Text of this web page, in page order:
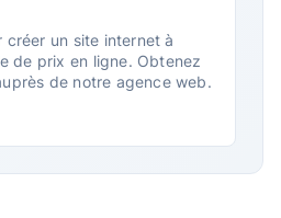
créer un site internet à
de prix en ligne. Obtenez
de notre agence web.